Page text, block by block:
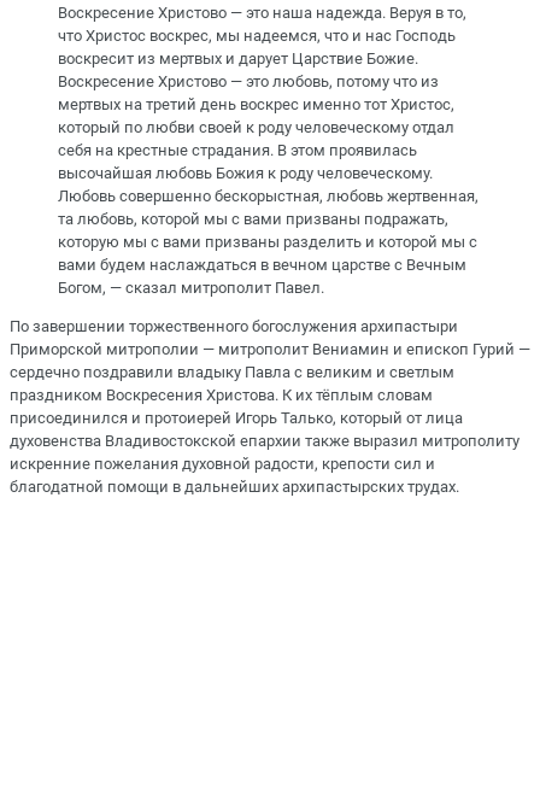
Воскресение Христово — это наша надежда. Веруя в то,
что Христос воскрес, мы надеемся, что и нас Господь
воскресит из мертвых и дарует Царствие Божие.
Воскресение Христово — это любовь, потому что из
мертвых на третий день воскрес именно тот Христос,
который по любви своей к роду человеческому отдал
себя на крестные страдания. В этом проявилась
высочайшая любовь Божия к роду человеческому.
Любовь совершенно бескорыстная, любовь жертвенная,
та любовь, которой мы с вами призваны подражать,
которую мы с вами призваны разделить и которой мы с
вами будем наслаждаться в вечном царстве с Вечным
Богом, — сказал митрополит Павел.
По завершении торжественного богослужения архипастыри
Приморской митрополии — митрополит Вениамин и епископ Гурий —
сердечно поздравили владыку Павла с великим и светлым
праздником Воскресения Христова. К их тёплым словам
присоединился и протоиерей Игорь Талько, который от лица
духовенства Владивостокской епархии также выразил митрополиту
искренние пожелания духовной радости, крепости сил и
благодатной помощи в дальнейших архипастырских трудах.